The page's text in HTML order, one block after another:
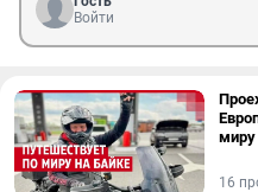
Войти
миру
16